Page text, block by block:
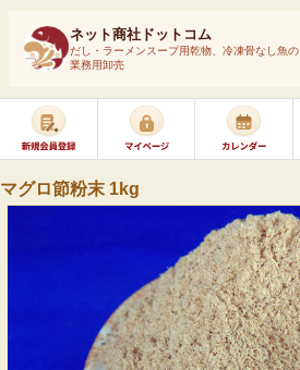
ネット商社ドットコム
だし・ラーメンスープ用乾物、冷凍骨なし魚の
業務用卸売
マグロ節粉末 1kg